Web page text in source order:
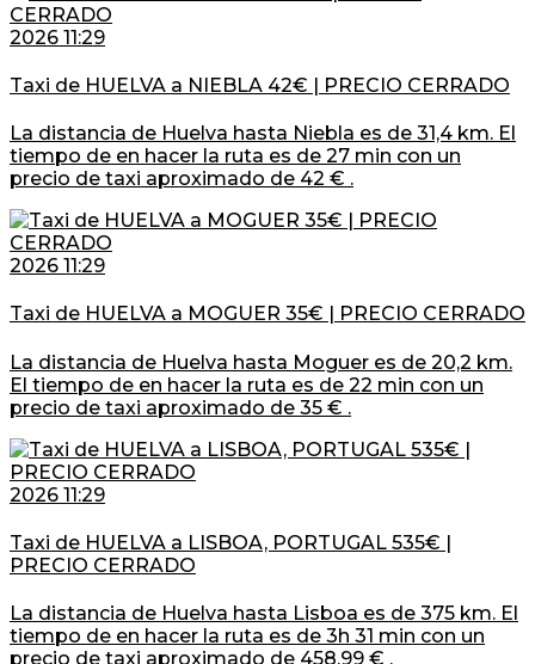
2026 11:29
Taxi de HUELVA a NIEBLA 42€ | PRECIO CERRADO
La distancia de Huelva hasta Niebla es de 31,4 km. El
tiempo de en hacer la ruta es de 27 min con un
precio de taxi aproximado de 42 € .
2026 11:29
Taxi de HUELVA a MOGUER 35€ | PRECIO CERRADO
La distancia de Huelva hasta Moguer es de 20,2 km.
El tiempo de en hacer la ruta es de 22 min con un
precio de taxi aproximado de 35 € .
2026 11:29
Taxi de HUELVA a LISBOA, PORTUGAL 535€ |
PRECIO CERRADO
La distancia de Huelva hasta Lisboa es de 375 km. El
tiempo de en hacer la ruta es de 3h 31 min con un
precio de taxi aproximado de 458.99 € .